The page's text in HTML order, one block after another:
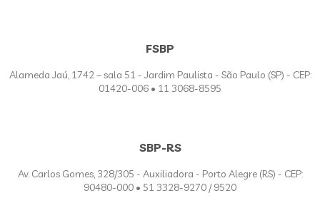
FSBP
Alameda Jaú, 1742 – sala 51 - Jardim Paulista - São Paulo (SP) - CEP:
01420-006 • 11 3068-8595
SBP-RS
Av. Carlos Gomes, 328/305 - Auxiliadora - Porto Alegre (RS) - CEP:
90480-000 • 51 3328-9270 / 9520